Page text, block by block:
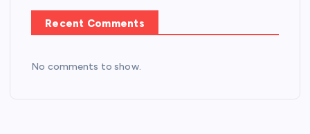
Recent Comments
No comments to show.